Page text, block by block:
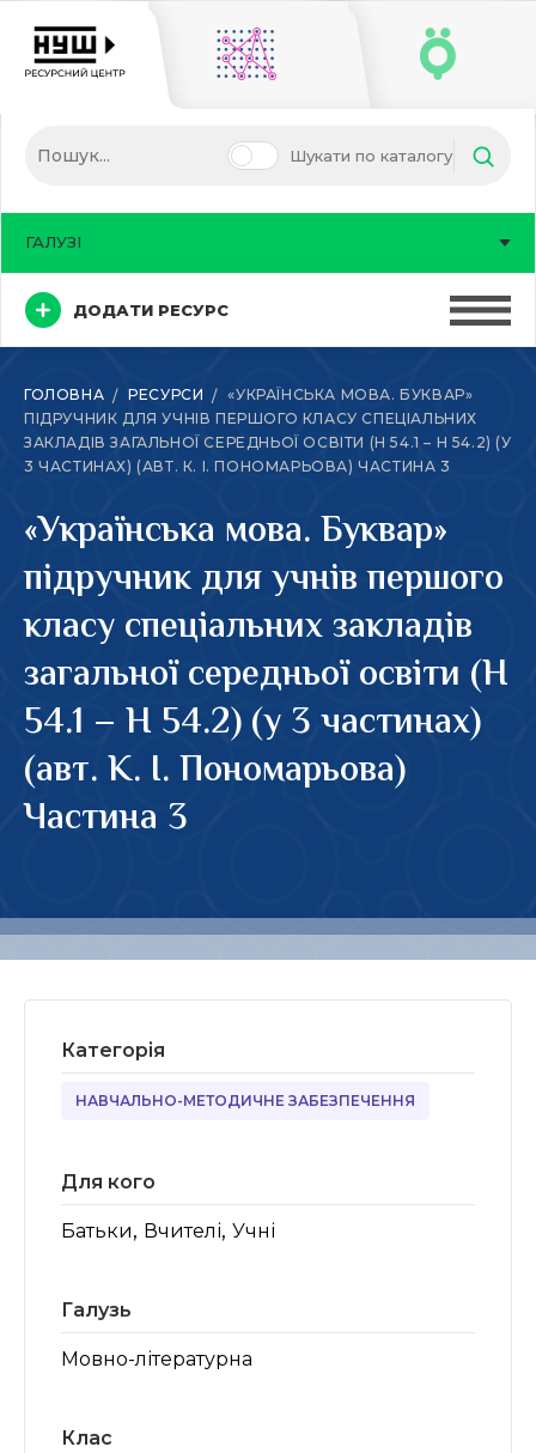
Шукати по каталогу
ДОДАТИ РЕСУРС
ГАЛУЗІ
ГОЛОВНА РЕСУРСИ
«УКРАЇНСЬКА МОВА. БУКВАР»
ПІДРУЧНИК ДЛЯ УЧНІВ ПЕРШОГО КЛАСУ СПЕЦІАЛЬНИХ
ЗАКЛАДІВ ЗАГАЛЬНОЇ СЕРЕДНЬОЇ ОСВІТИ (Н 54.1 – Н 54.2) (У
3 ЧАСТИНАХ) (АВТ. К. І. ПОНОМАРЬОВА) ЧАСТИНА 3
«Українська мова. Буквар»
підручник для учнів першого
класу спеціальних закладів
загальної середньої освіти (Н
54.1 – Н 54.2) (у 3 частинах)
(авт. К. І. Пономарьова)
Частина 3
Категорія
НАВЧАЛЬНО-МЕТОДИЧНЕ ЗАБЕЗПЕЧЕННЯ
Для кого
Батьки, Вчителі, Учні
Галузь
Мовно-літературна
Клас